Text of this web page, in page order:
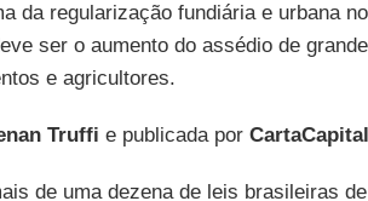
da regularização fundiária e urbana
ser o aumento do assédio de
e agricultores.
Truffi e publicada por
de uma dezena de leis brasileiras